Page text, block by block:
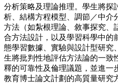
分析策略及理論推理。學生將探
析、結構方程模型、調節／中介
方法（如紮根理論、敘事探究、
合方法設計，以及學習科學中的
態學習數據、實驗與設計型研究
生將批判性地評估方法論的一致
釋的可靠性及倫理議題，並進一
教育博士論文計劃的高質量研究